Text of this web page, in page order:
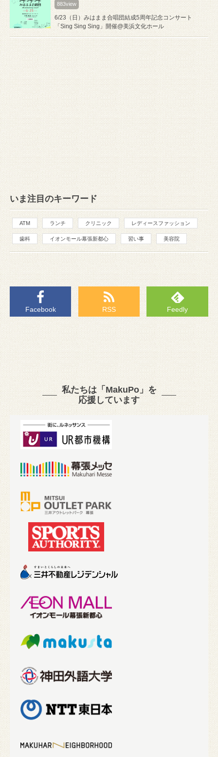
883view
6/23（日）みはまま合唱団結成5周年記念コンサート
「Sing Sing Sing」開催@美浜文化ホール
いま注目のキーワード
ATM ランチ クリニック レディースファッション
歯科 イオンモール幕張新都心 習い事 美容院
Facebook RSS Feedly
私たちは「MakuPo」を
応援しています